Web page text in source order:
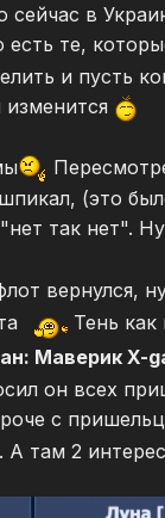
сейчас в
есть те,
и пусть
(это
так нет".
вернулся,
Тень
Маверик X-
он всех
с
там 2